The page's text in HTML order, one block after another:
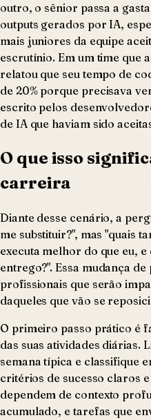
outro, o sênior passa a
outputs gerados por IA,
mais juniores da equipe
escrutínio. Em um time que
relatou que seu tempo de
de 20% porque precisava
escrito pelos
de IA que haviam sido
O que isso
carreira
Diante desse cenário, a
me substituir?", mas "quais
executa melhor do que eu,
entrego?". Essa mudança
profissionais que serão
daqueles que vão se
O primeiro passo prático é
das suas atividades diárias.
semana típica e classifique
critérios de sucesso claros
dependem de contexto
acumulado, e tarefas que